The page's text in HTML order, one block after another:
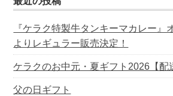
『ケラク特製牛タンキーマカレー』
よりレギュラー販売決定！
ケラクのお中元・夏ギフト2026【配
父の日ギフト